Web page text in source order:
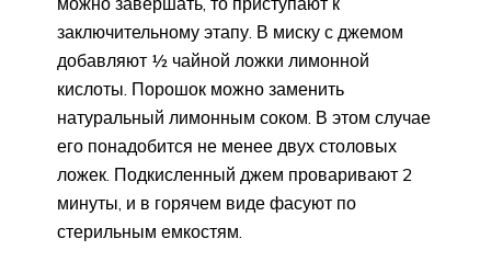
заключительному этапу. В миску с джемом
добавляют ½ чайной ложки лимонной
кислоты. Порошок можно заменить
натуральный лимонным соком. В этом случае
его понадобится не менее двух столовых
ложек. Подкисленный джем проваривают 2
минуты, и в горячем виде фасуют по
стерильным емкостям.